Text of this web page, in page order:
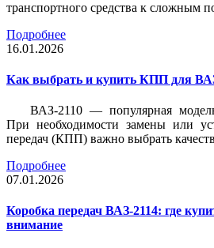
транспортного средства к сложным
Подробнее
16.01.2026
Как выбрать и купить КПП для
ВАЗ-2110 — популярная
При необходимости замены или
передач (КПП) важно выбрать
Подробнее
07.01.2026
Коробка передач ВАЗ-2114: где
внимание